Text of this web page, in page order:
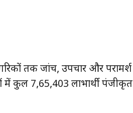
तक जांच, उपचार और परामर्श
में कुल 7,65,403 लाभार्थी पंजीकृत